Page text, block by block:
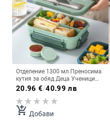
Отделение 1300 мл Преносима
кутия за обяд Деца Ученици
Офис Бенто кутия с вилица и
лъжица Контейнер за
съхранение на храна в
микровълнова
20.96 €/40.99 лв
add_shopping_cart Добави